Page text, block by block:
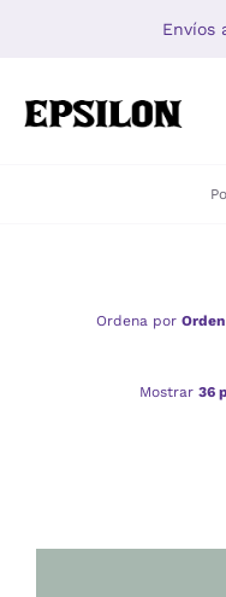
Envíos
Ordena por
Mostrar 36